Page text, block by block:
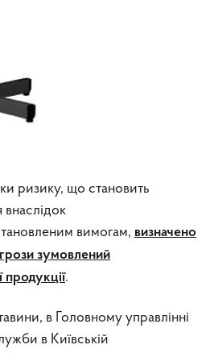
ризику, що становить
внаслідок
вимогам, визначено
зумовлений
продукції.
в Головному управлінні
в Київській